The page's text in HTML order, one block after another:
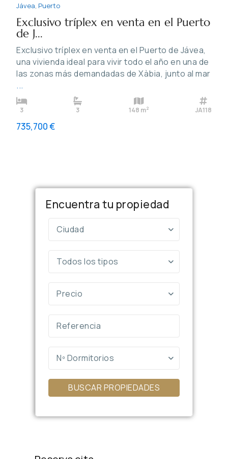
Jávea Puerto
Exclusivo tríplex en venta en el Puerto
de J...
Exclusivo tríplex en venta en el Puerto de Jávea,
una vivienda ideal para vivir todo el año en una de
las zonas más demandadas de Xàbia, junto al mar
...
3 3 148 m2 JA118
735,700 €
Encuentra tu propiedad
Ciudad
Todos los tipos
Precio
Nº Dormitorios
BUSCAR PROPIEDADES